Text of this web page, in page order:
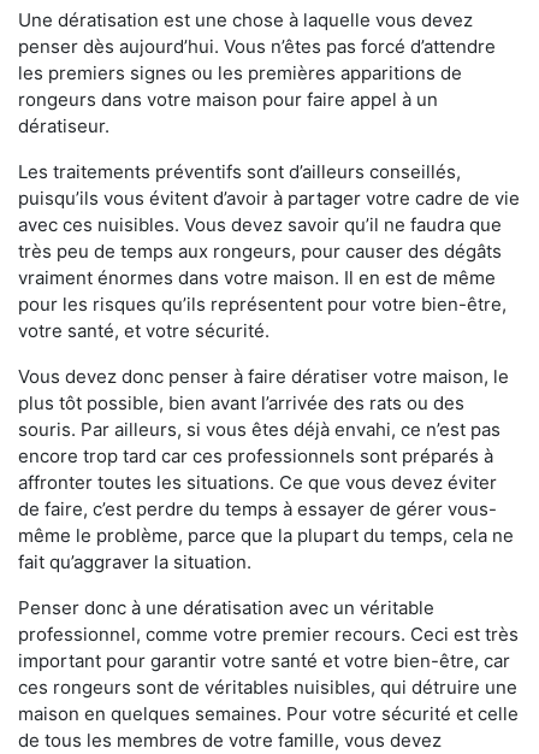
Une dératisation est une chose à laquelle vous devez
penser dès aujourd’hui. Vous n’êtes pas forcé d’attendre
les premiers signes ou les premières apparitions de
rongeurs dans votre maison pour faire appel à un
dératiseur.
Les traitements préventifs sont d’ailleurs conseillés,
puisqu’ils vous évitent d’avoir à partager votre cadre de vie
avec ces nuisibles. Vous devez savoir qu’il ne faudra que
très peu de temps aux rongeurs, pour causer des dégâts
vraiment énormes dans votre maison. Il en est de même
pour les risques qu’ils représentent pour votre bien-être,
votre santé, et votre sécurité.
Vous devez donc penser à faire dératiser votre maison, le
plus tôt possible, bien avant l’arrivée des rats ou des
souris. Par ailleurs, si vous êtes déjà envahi, ce n’est pas
encore trop tard car ces professionnels sont préparés à
affronter toutes les situations. Ce que vous devez éviter
de faire, c’est perdre du temps à essayer de gérer vous-
même le problème, parce que la plupart du temps, cela ne
fait qu’aggraver la situation.
Penser donc à une dératisation avec un véritable
professionnel, comme votre premier recours. Ceci est très
important pour garantir votre santé et votre bien-être, car
ces rongeurs sont de véritables nuisibles, qui détruire une
maison en quelques semaines. Pour votre sécurité et celle
de tous les membres de votre famille, vous devez